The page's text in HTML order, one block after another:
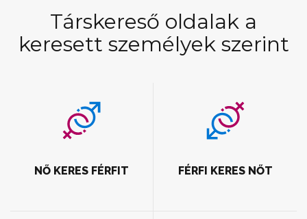
Társkereső oldalak a
keresett személyek szerint
NŐ KERES FÉRFIT FÉRFI KERES NŐT